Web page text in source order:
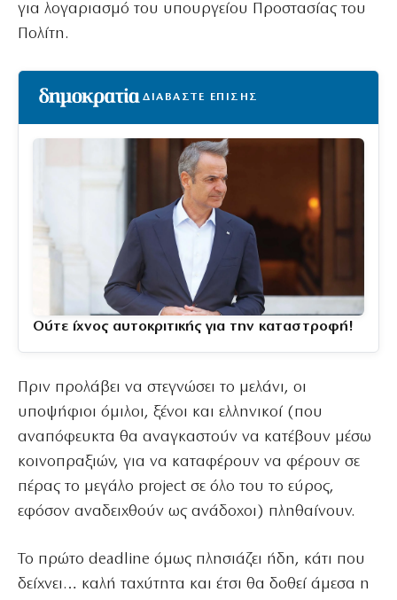
για λογαριασμό του υπουργείου Προστασίας του
Πολίτη.
ΔΙΑΒΑΣΤΕ ΕΠΙΣΗΣ
Ούτε ίχνος αυτοκριτικής για την καταστροφή!
Πριν προλάβει να στεγνώσει το μελάνι, οι
υποψήφιοι όμιλοι, ξένοι και ελληνικοί (που
αναπόφευκτα θα αναγκαστούν να κατέβουν μέσω
κοινοπραξιών, για να καταφέρουν να φέρουν σε
πέρας το μεγάλο project σε όλο του το εύρος,
εφόσον αναδειχθούν ως ανάδοχοι) πληθαίνουν.
Το πρώτο deadline όμως πλησιάζει ήδη, κάτι που
δείχνει… καλή ταχύτητα και έτσι θα δοθεί άμεσα η